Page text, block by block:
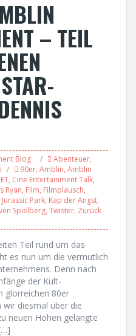
– TEIL
Blog Abenteuer,
90er, Amblin, Amblin
, Cine Entertainment Talk,
Ryan, Film, Filmplausch,
Jurassic Park, Kap der Angst,
Spielberg, Twister, Zurück
Teil rund um das
es nun um die vermutlich
Denn nach
der Kult-
glorreichen 80er
wir diesmal über die
neuen Höhen gelangte